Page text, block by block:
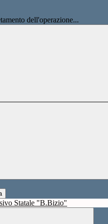
dell'operazione...